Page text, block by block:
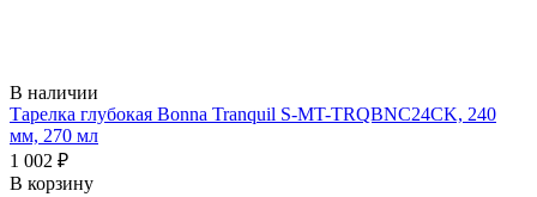
В наличии
Тарелка глубокая Bonna Tranquil S-MT-TRQBNC24CK, 240
мм, 270 мл
1 002 ₽
В корзину